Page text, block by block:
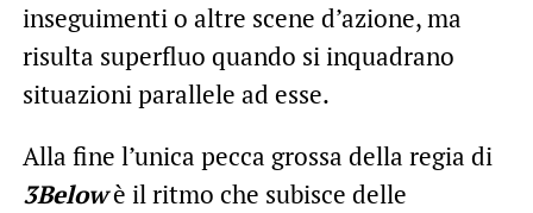
inseguimenti o altre scene d’azione, ma
risulta superfluo quando si inquadrano
situazioni parallele ad esse.
Alla fine l’unica pecca grossa della regia di
3Belowè il ritmo che subisce delle